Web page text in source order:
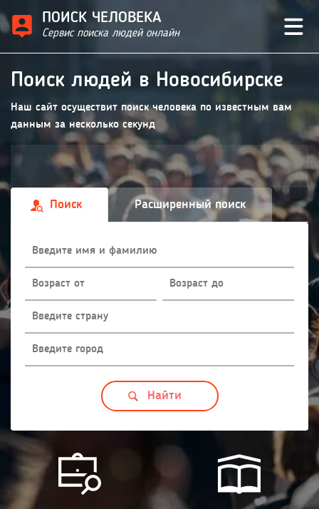
ПОИСК ЧЕЛОВЕКА
Сервис поиска людей онлайн
Поиск людей в Новосибирске
Наш сайт осуществит поиск человека по известным вам
данным за несколько секунд
Поиск Расширенный поиск